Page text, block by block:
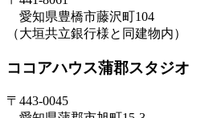
愛知県豊橋市藤沢町104
（大垣共立銀行様と同建物内）
ココアハウス蒲郡スタジオ
〒443-0045